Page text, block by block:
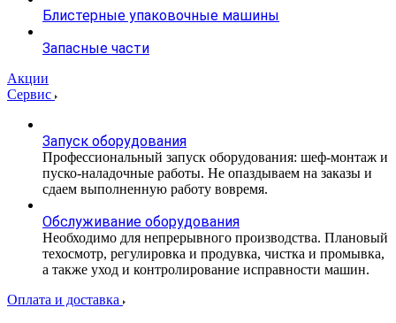
Блистерные упаковочные машины
Запасные части
Акции
Сервис
Запуск оборудования
Профессиональный запуск оборудования: шеф-монтаж и
пуско-наладочные работы. Не опаздываем на заказы и
сдаем выполненную работу вовремя.
Обслуживание оборудования
Необходимо для непрерывного производства. Плановый
техосмотр, регулировка и продувка, чистка и промывка,
а также уход и контролирование исправности машин.
Оплата и доставка